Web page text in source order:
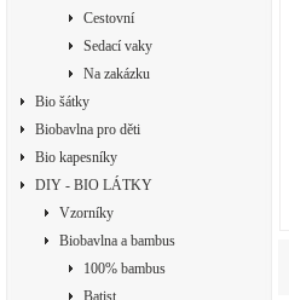
Cestovní
Sedací vaky
Na zakázku
Bio šátky
Biobavlna pro děti
Bio kapesníky
DIY - BIO LÁTKY
Vzorníky
Biobavlna a bambus
100% bambus
Batist